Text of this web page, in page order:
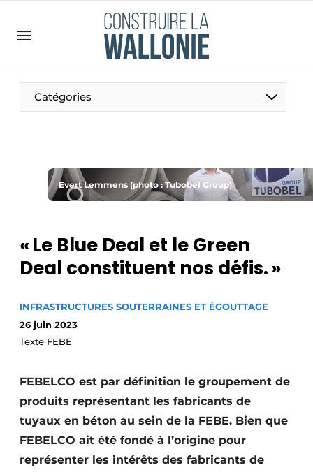
Emploi
Enregistrer une offre d’emploi
Meest gelezen
Privacy / Cookie statement
S’inscrire
Termes et conditions
Catégories
Construction bois
Evert Lemmens (photo : Tubobel Group)
« Le Blue Deal et le Green
Deal constituent nos défis. »
INFRASTRUCTURES SOUTERRAINES ET ÉGOUTTAGE
26 juin 2023
Texte FEBE
FEBELCO est par définition le groupement de
produits représentant les fabricants de
tuyaux en béton au sein de la FEBE. Bien que
FEBELCO ait été fondé à l’origine pour
représenter les intérêts des fabricants de